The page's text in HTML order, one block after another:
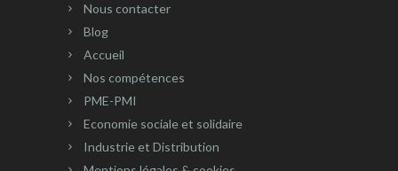
Nous contacter
Blog
Accueil
Nos compétences
PME-PMI
Economie sociale et solidaire
Industrie et Distribution